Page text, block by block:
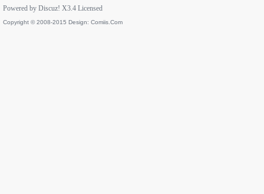
Powered by Discuz! X3.4 Licensed
Copyright © 2008-2015 Design: Comiis.Com